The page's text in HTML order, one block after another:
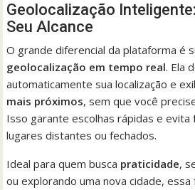
Geolocalização
Seu Alcance
O grande diferencial da plataforma é
geolocalização em tempo real. Ela
automaticamente sua localização e
mais próximos, sem que você
Isso garante escolhas rápidas e evita
lugares distantes ou fechados.
Ideal para quem busca praticidade,
ou explorando uma nova cidade,